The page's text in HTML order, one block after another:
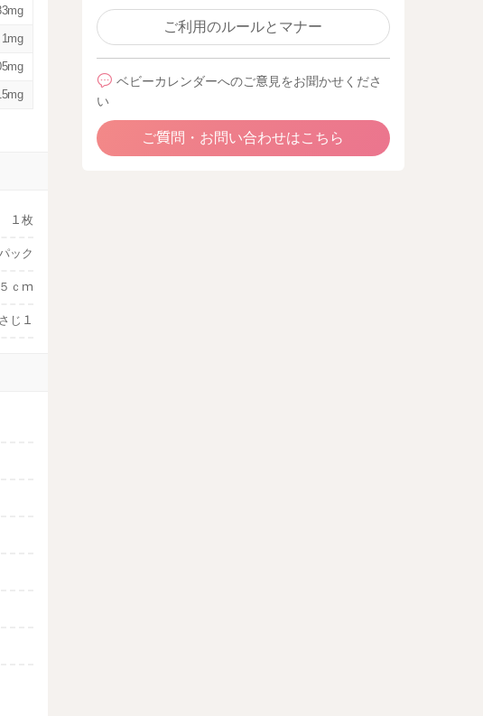
1mg
１枚
ック
５ｃｍ
じ１
ご利用のルールとマナー
ベビーカレンダーへのご意見をお聞かせくださ
い
ご質問・お問い合わせはこちら